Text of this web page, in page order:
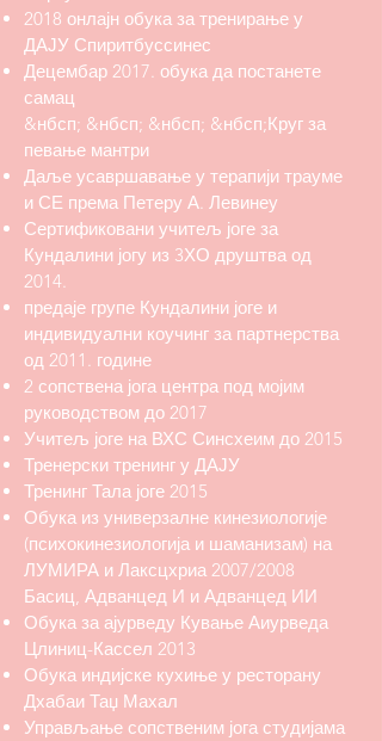
2018 онлајн обука за тренирање у
ДАЈУ Спиритбуссинес
Децембар 2017. обука да постанете
самац
&нбсп; &нбсп; &нбсп; &нбсп;Круг за
певање мантри
Даље усавршавање у терапији трауме
и СЕ према Петеру А. Левинеу
Сертификовани учитељ јоге за
Кундалини јогу из 3ХО друштва од
2014.
предаје групе Кундалини јоге и
индивидуални коучинг за партнерства
од 2011. године
2 сопствена јога центра под мојим
руководством до 2017
Учитељ јоге на ВХС Синсхеим до 2015
Тренерски тренинг у ДАЈУ
Тренинг Тала јоге 2015
Обука из универзалне кинезиологије
(психокинезиологија и шаманизам) на
ЛУМИРА и Лаксцхриа 2007/2008
Басиц, Адванцед И и Адванцед ИИ
Обука за ајурведу Кување Аиурведа
Цлиниц-Кассел 2013
Обука индијске кухиње у ресторану
Дхабаи Таџ Махал
​Управљање сопственим јога студијама